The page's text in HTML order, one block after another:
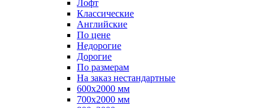
Лофт
Классические
Английские
По цене
Недорогие
Дорогие
По размерам
На заказ нестандартные
600х2000 мм
700х2000 мм